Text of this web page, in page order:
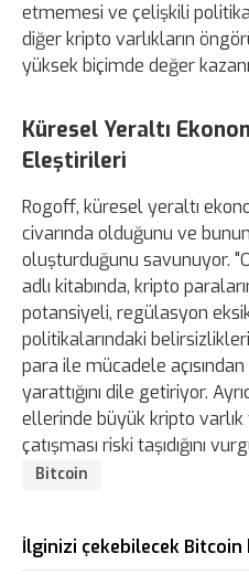
etmemesi ve çelişkili
diğer kripto varlıkların
yüksek biçimde değer
Küresel Yeraltı
Eleştirileri
Rogoff, küresel yeraltı
civarında olduğunu ve
oluşturduğunu savunuyor.
adlı kitabında, kripto
potansiyeli, regülasyon
politikalarındaki
para ile mücadele
yarattığını dile getiriyor.
ellerinde büyük kripto varlık
çatışması riski taşıdığını
Bitcoin
İlginizi çekebilecek Bitcoin